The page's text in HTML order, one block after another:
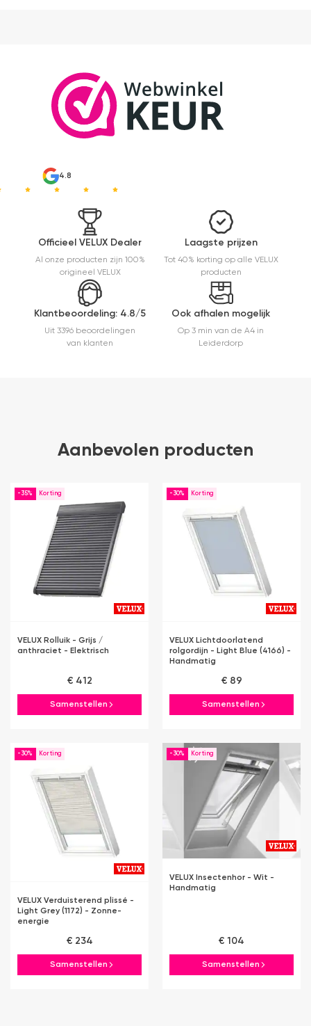
4.8
Officieel VELUX Dealer
Al onze producten zijn 100%
origineel VELUX
Laagste prijzen
Tot 40% korting op alle VELUX
producten
Klantbeoordeling: 4.8/5
Uit 3396 beoordelingen
van klanten
Ook afhalen mogelijk
Op 3 min van de A4 in
Leiderdorp
Aanbevolen producten
-35%
VELUX Rolluik - Grijs /
anthraciet - Elektrisch
€ 412
Samenstellen
-30%
VELUX Lichtdoorlatend
rolgordijn - Light Blue (4166) -
Handmatig
€ 89
Samenstellen
-30%
VELUX Verduisterend plissé -
Light Grey (1172) - Zonne-
energie
€ 234
Samenstellen
-30%
VELUX Insectenhor - Wit -
Handmatig
€ 104
Samenstellen